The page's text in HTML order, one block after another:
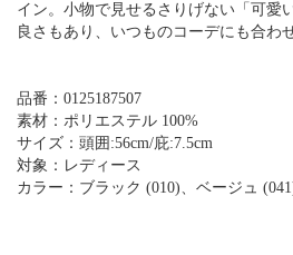
イン。小物で見せるさりげない「可愛
良さもあり、いつものコーデにも合わ
品番：0125187507
素材：ポリエステル 100%
サイズ：頭囲:56cm/庇:7.5cm
対象：レディース
カラー：ブラック (010)、ベージュ